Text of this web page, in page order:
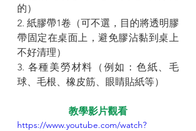
的）
2. 紙膠帶1卷（可不選，目的將透明膠
帶固定在桌面上，避免膠沾黏到桌上
不好清理）
3. 各種美勞材料（例如：色紙、毛
球、毛根、橡皮筋、眼睛貼紙等）
教學影片觀看
https://www.youtube.com/watch?